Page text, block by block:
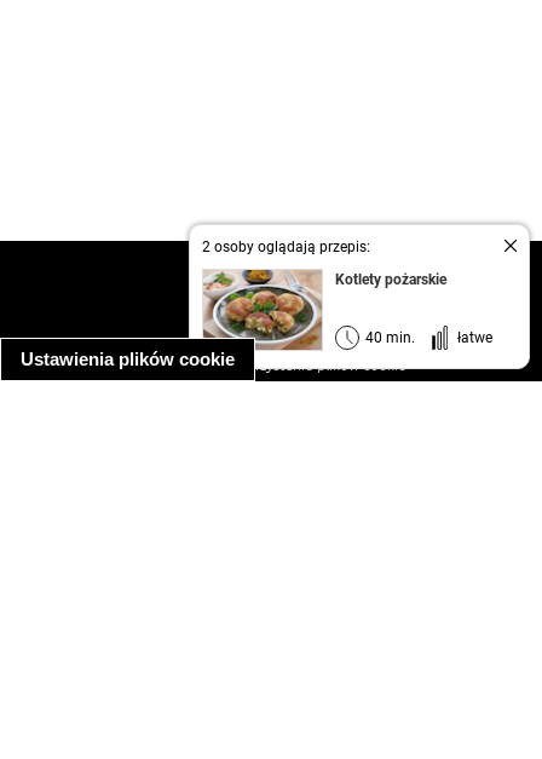
Ustawienia plików cookie
2 osoby oglądają przepis:
Kotlety pożarskie
40 min. łatwe
kontakt
regulamin
informacja o prywatności
informacja o wykorzystaniu plików cookie